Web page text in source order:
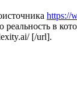
https://
в
[/url].